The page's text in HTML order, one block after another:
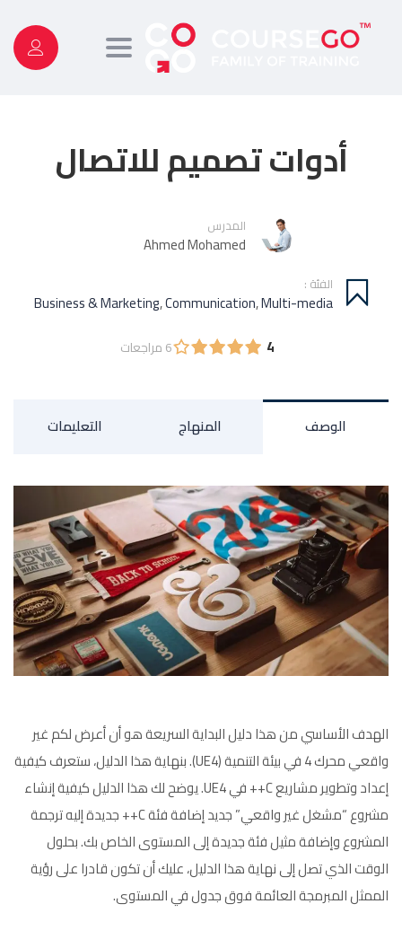
Toggle
أدوات تصميم للاتصال
المدرس
Ahmed Mohamed
الفئة :
Business & Marketing,Communication,Multi-media
4
6 مراجعات
الوصف المنهاج التعليمات
الهدف الأساسي من هذا دليل البداية السريعة هو أن أعرض لكم غير
واقعي محرك 4 في بيئة التنمية (UE4). بنهاية هذا الدليل، ستعرف كيفية
إعداد وتطوير مشاريع C++ في UE4. يوضح لك هذا الدليل كيفية إنشاء
مشروع “مشغل غير واقعي” جديد إضافة فئة C++ جديدة إليه ترجمة
المشروع وإضافة مثيل فئة جديدة إلى المستوى الخاص بك. بحلول
الوقت الذي تصل إلى نهاية هذا الدليل، عليك أن تكون قادرا على رؤية
الممثل المبرمجة العائمة فوق جدول في المستوى.